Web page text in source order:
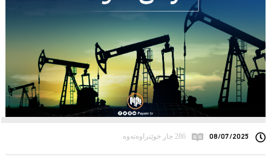
08/07/2025 286 جار خوێنراوەتەوە